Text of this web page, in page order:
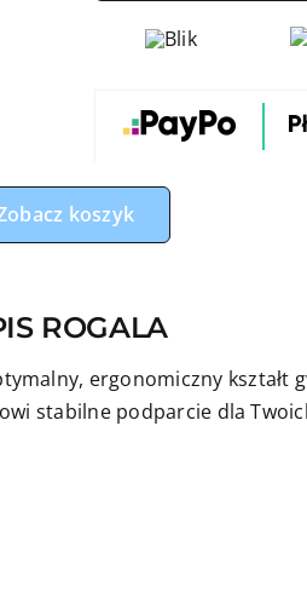
karmienia
dumbo
z
koszyk
ROGALA
ergonomiczny kształt
stabilne podparcie dla